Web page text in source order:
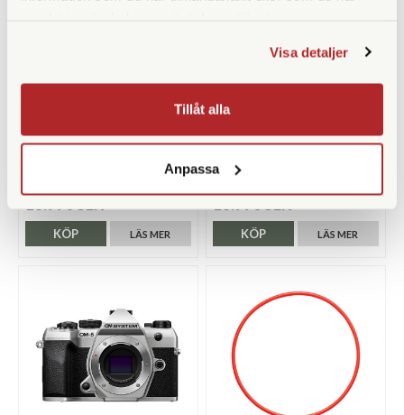
Visa detaljer
Tillåt alla
Anpassa
OM System OM-5 Silver Mark
LÄS MER
KÖP
OM System
OM System OM-5 Svart Mark
Finns i lager
LÄS MER
KÖP